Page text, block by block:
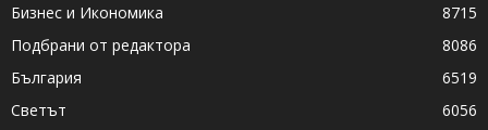
Бизнес и Икономика
8715
Подбрани от редактора
8086
България
6519
Светът
6056